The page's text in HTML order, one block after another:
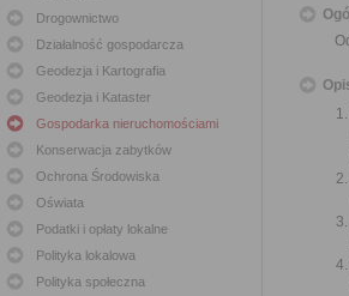
Drogownictwo
Działalność gospodarcza
Geodezja i Kartografia
Geodezja i Kataster
Gospodarka nieruchomościami
Konserwacja zabytków
Ochrona Środowiska
Oświata
Podatki i opłaty lokalne
Polityka lokalowa
Polityka społeczna